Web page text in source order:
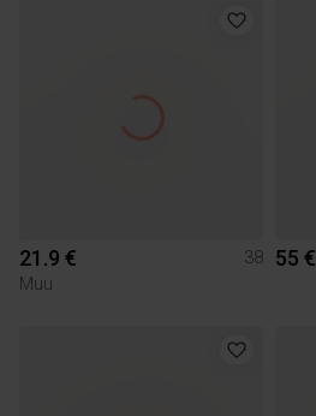
21.9 €
38
Muu
55 €